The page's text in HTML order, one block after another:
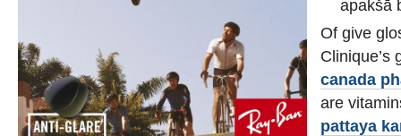
apakšā
Of give
Clinique’s
canada
are
pattaya